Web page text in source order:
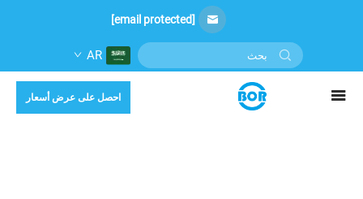
[email protected]
AR
احصل على عرض أسعار